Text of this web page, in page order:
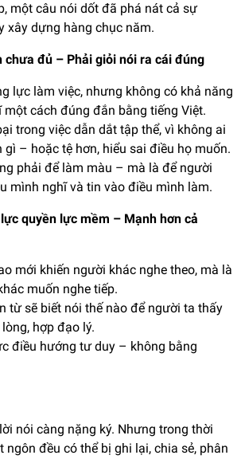
một câu nói dốt đã phá nát cả sự
xây dựng hàng chục năm.
chưa đủ – Phải giỏi nói ra cái đúng
lực làm việc, nhưng không có khả năng
một cách đúng đắn bằng tiếng Việt.
trong việc dẫn dắt tập thể, vì không ai
gì – hoặc tệ hơn, hiểu sai điều họ muốn.
phải để làm màu – mà là để người
mình nghĩ và tin vào điều mình làm.
quyền lực mềm – Mạnh hơn cả
mới khiến người khác nghe theo, mà là
muốn nghe tiếp.
từ sẽ biết nói thế nào để người ta thấy
hợp đạo lý.
điều hướng tư duy – không bằng
nói càng nặng ký. Nhưng trong thời
ngôn đều có thể bị ghi lại, chia sẻ, phân